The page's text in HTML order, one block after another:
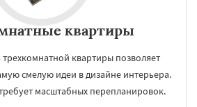
квартиры
квартиры позволяет
смелую идеи в дизайне интерьера.
масштабных перепланировок.